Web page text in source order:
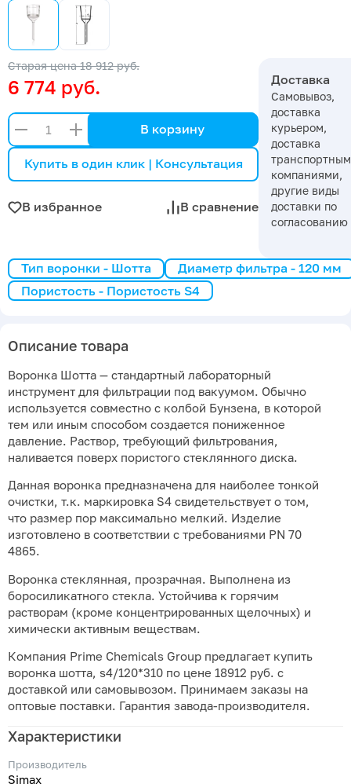
Старая цена18 912 руб.
6 774 руб.
В корзину
Купить в один клик | Консультация
В избранное В сравнение
Доставка
Самовывоз,
доставка
курьером,
доставка
компаниями,
другие виды
доставки по
согласованию
Тип воронки - Шотта
Диаметр фильтра - 120 мм
Пористость - Пористость S4
Описание товара
Воронка Шотта — стандартный лабораторный
инструмент для фильтрации под вакуумом. Обычно
используется совместно с колбой Бунзена, в которой
тем или иным способом создается пониженное
давление. Раствор, требующий фильтрования,
наливается поверх пористого стеклянного диска.
Данная воронка предназначена для наиболее тонкой
очистки, т.к. маркировка S4 свидетельствует о том,
что размер пор максимально мелкий. Изделие
изготовлено в соответствии с требованиями PN 70
4865.
Воронка стеклянная, прозрачная. Выполнена из
боросиликатного стекла. Устойчива к горячим
растворам (кроме концентрированных щелочных) и
химически активным веществам.
Компания Prime Chemicals Group предлагает купить
воронка шотта, s4/120*310 по цене 18912 руб. с
доставкой или самовывозом. Принимаем заказы на
оптовые поставки. Гарантия завода-производителя.
Характеристики
Производитель
Simax